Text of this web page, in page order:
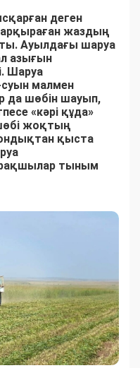
деген
жаздың
Ауылдағы шаруа
азығын
Шаруа
малмен
да шөбін шауып,
«кәрі құда»
жоқтың
қыста
тыным